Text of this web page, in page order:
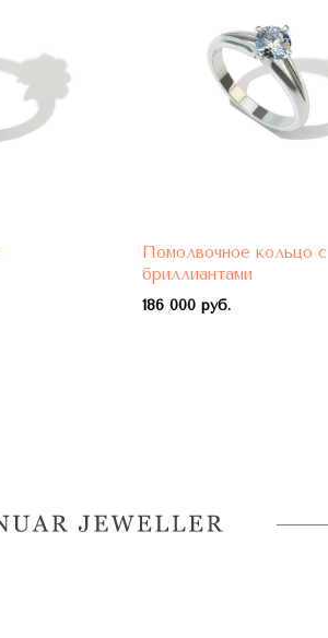
Помолвочное кольцо с
бриллиантами
186 000 руб.